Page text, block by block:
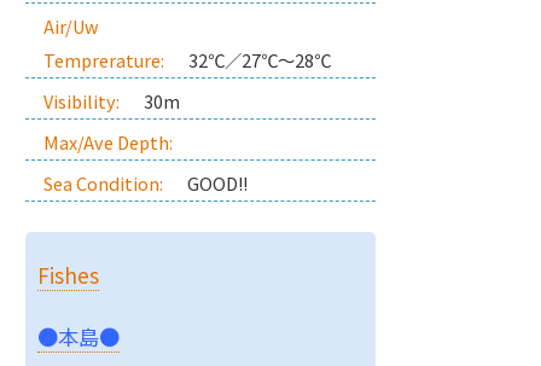
Air/Uw
Temprerature:
32℃／27℃～28℃
Visibility:
30m
Max/Ave Depth:
Sea Condition:
GOOD!!
Fishes
●本島●